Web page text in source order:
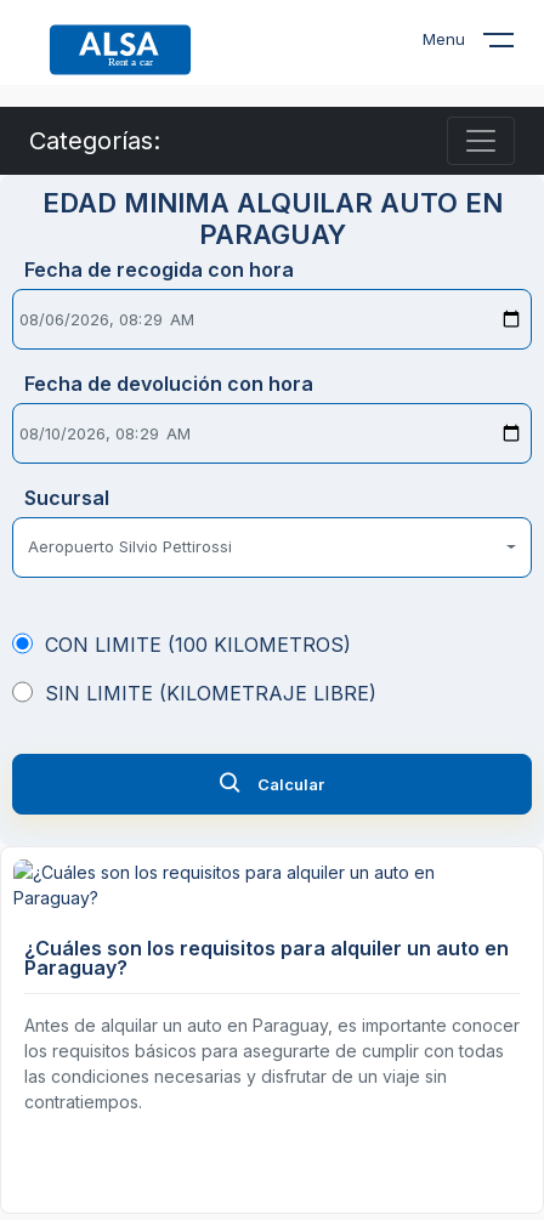
Menu
Categorías:
EDAD MINIMA ALQUILAR AUTO EN
PARAGUAY
Fecha de recogida con hora
Fecha de devolución con hora
Sucursal
Aeropuerto Silvio Pettirossi
CON LIMITE (100 KILOMETROS)
SIN LIMITE (KILOMETRAJE LIBRE)
Calcular
¿Cuáles son los requisitos para alquiler un auto en
Paraguay?
Antes de alquilar un auto en Paraguay, es importante conocer
los requisitos básicos para asegurarte de cumplir con todas
las condiciones necesarias y disfrutar de un viaje sin
contratiempos.